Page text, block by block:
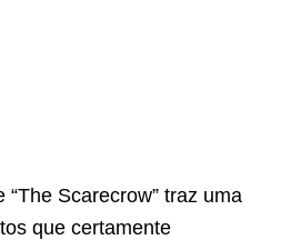
Scarecrow” traz uma
que certamente